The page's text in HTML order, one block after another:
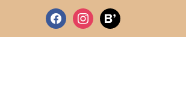
facebookinstagrambloglovin